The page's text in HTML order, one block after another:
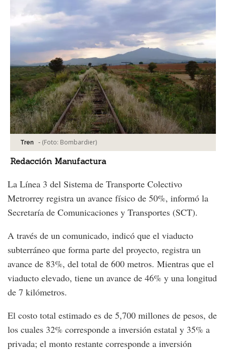
Tren - (Foto: Bombardier)
Redacción Manufactura
La Línea 3 del Sistema de Transporte Colectivo
Metrorrey registra un avance físico de 50%, informó la
Secretaría de Comunicaciones y Transportes (SCT).
A través de un comunicado, indicó que el viaducto
subterráneo que forma parte del proyecto, registra un
avance de 83%, del total de 600 metros. Mientras que el
viaducto elevado, tiene un avance de 46% y una longitud
de 7 kilómetros.
El costo total estimado es de 5,700 millones de pesos, de
los cuales 32% corresponde a inversión estatal y 35% a
privada; el monto restante corresponde a inversión